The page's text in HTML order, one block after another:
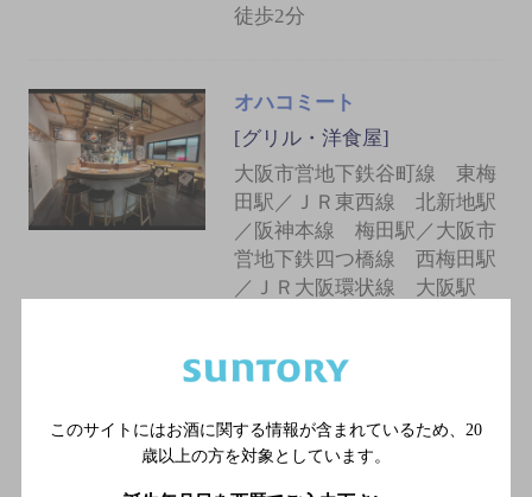
徒歩2分
オハコミート
[グリル・洋食屋]
大阪市営地下鉄谷町線 東梅
田駅／ＪＲ東西線 北新地駅
／阪神本線 梅田駅／大阪市
営地下鉄四つ橋線 西梅田駅
／ＪＲ大阪環状線 大阪駅
鉄板焼き＆焼き野菜 葉なと
[鉄板焼き]
JR東西線 北新地駅 11-41口 徒
このサイトにはお酒に関する情報が含まれているため、 20
歳以上の方を対象としています。